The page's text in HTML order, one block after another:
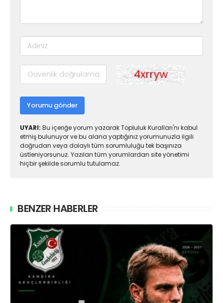
Yorumu gönder
UYARI: Bu içeriğe yorum yazarak Topluluk Kuralları'nı kabul
etmiş bulunuyor ve bu alana yaptığınız yorumunuzla ilgili
doğrudan veya dolaylı tüm sorumluluğu tek başınıza
üstleniyorsunuz. Yazılan tüm yorumlardan site yönetimi
hiçbir şekilde sorumlu tutulamaz.
BENZER HABERLER